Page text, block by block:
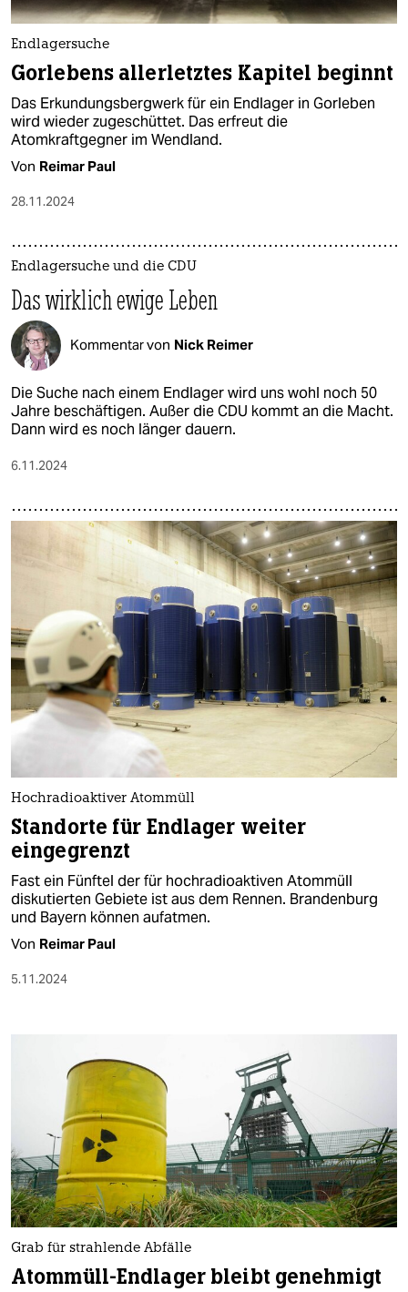
Endlagersuche
Gorlebens allerletztes Kapitel beginnt
Das Erkundungsbergwerk für ein Endlager in Gorleben
wird wieder zugeschüttet. Das erfreut die
Atomkraftgegner im Wendland.
Von Reimar Paul
28.11.2024
Endlagersuche und die CDU
Das wirklich ewige Leben
Kommentar von Nick Reimer
Die Suche nach einem Endlager wird uns wohl noch 50
Jahre beschäftigen. Außer die CDU kommt an die Macht.
Dann wird es noch länger dauern.
6.11.2024
Hoch­radioaktiver Atommüll
Standorte für Endlager weiter
eingegrenzt
Fast ein Fünftel der für hoch­radioaktiven Atommüll
diskutierten Gebiete ist aus dem Rennen. Brandenburg
und Bayern können aufatmen.
Von Reimar Paul
5.11.2024
Grab für strahlende Abfälle
Atommüll-Endlager bleibt genehmigt